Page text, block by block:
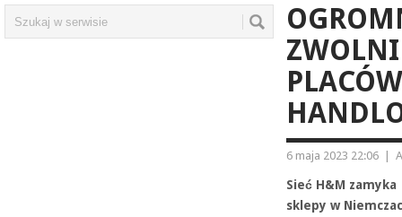
6 maja 2023 22:06
Sieć H&M
sklepy w